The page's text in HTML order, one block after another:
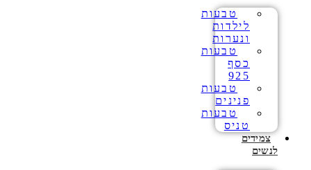
טבעות
לילדות
ונערות
טבעות
כסף
925
טבעות
פנינים
טבעות
טניס
צמידים
לנשים